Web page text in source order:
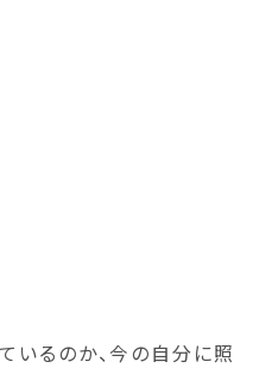
いるのか、今の自分に照